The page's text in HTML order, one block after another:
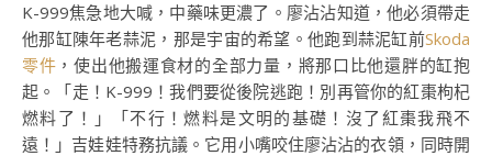
K-999焦急地大喊，中藥味更濃了。廖沾沾知道，他必須帶走
他那缸陳年老蒜泥，那是宇宙的希望。他跑到蒜泥缸前Skoda
零件 ，使出他搬運食材的全部力量，將那口比他還胖的缸抱
起。「走！K-999！我們要從後院逃跑！別再管你的紅棗枸杞
燃料了！」「不行！燃料是文明的基礎！沒了紅棗我飛不
遠！」吉娃娃特務抗議。它用小嘴咬住廖沾沾的衣領，同時開